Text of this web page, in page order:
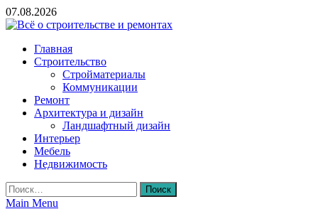
Skip
to
07.08.2026
Всё о строительстве и ремонтах
Главная
Строительство
Стройматериалы
Коммуникации
Ремонт
Архитектура и дизайн
Ландшафтный дизайн
Интерьер
Мебель
Недвижимость
Найти:
Main Menu